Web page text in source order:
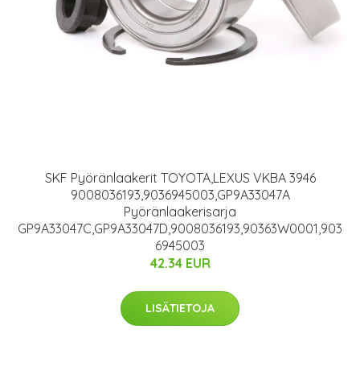
SKF Pyöränlaakerit TOYOTA,LEXUS VKBA 3946
9008036193,9036945003,GP9A33047A
Pyöränlaakerisarja
GP9A33047C,GP9A33047D,9008036193,90363W0001,903
6945003
42.34 EUR
LISÄTIETOJA